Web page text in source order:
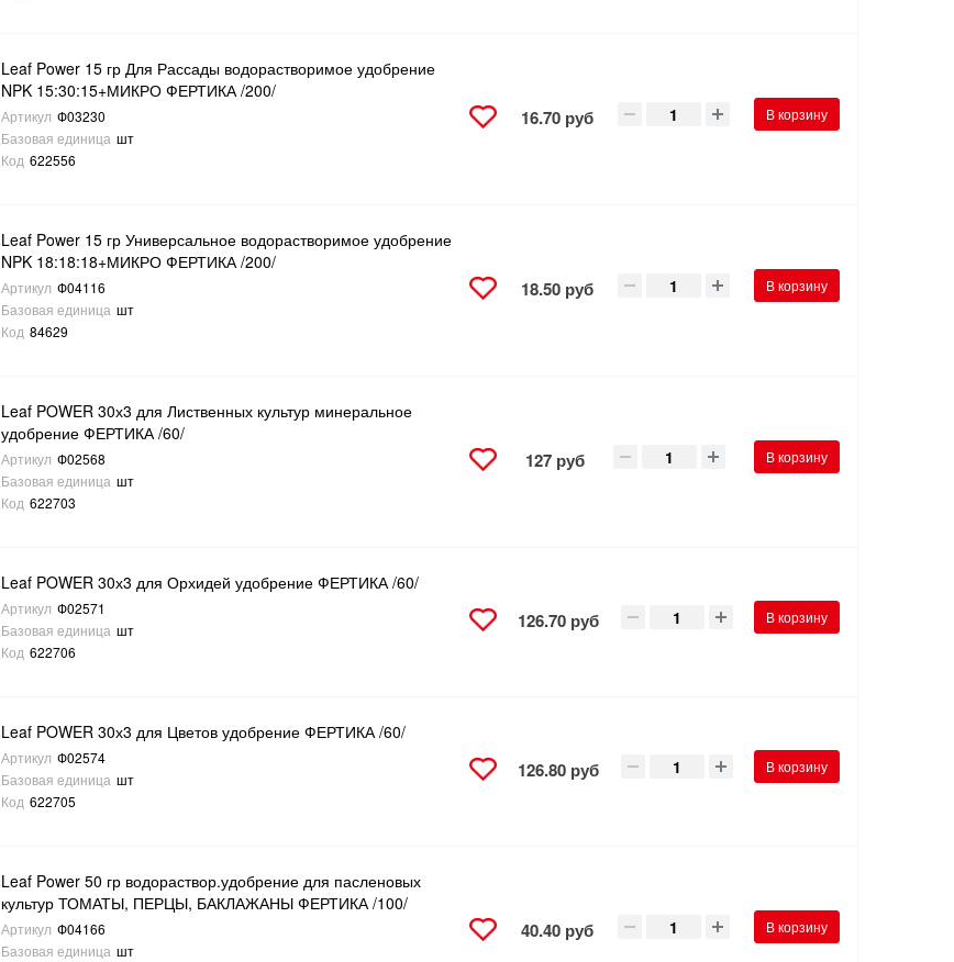
Leaf Power 15 гр Для Рассады водорастворимое удобрение
NPK 15:30:15+МИКРО ФЕРТИКА /200/
Артикул Ф03230
Базовая единица шт
Код 622556
16.70 руб В корзину
Leaf Power 15 гр Универсальное водорастворимое удобрение
NPK 18:18:18+МИКРО ФЕРТИКА /200/
Артикул Ф04116
Базовая единица шт
Код 84629
18.50 руб В корзину
Leaf POWER 30х3 для Лиственных культур минеральное
удобрение ФЕРТИКА /60/
Артикул Ф02568
Базовая единица шт
Код 622703
127 руб В корзину
Leaf POWER 30х3 для Орхидей удобрение ФЕРТИКА /60/
Артикул Ф02571
Базовая единица шт
Код 622706
126.70 руб В корзину
Leaf POWER 30х3 для Цветов удобрение ФЕРТИКА /60/
Артикул Ф02574
Базовая единица шт
Код 622705
126.80 руб В корзину
Leaf Power 50 гр водораствор.удобрение для пасленовых
культур ТОМАТЫ, ПЕРЦЫ, БАКЛАЖАНЫ ФЕРТИКА /100/
Артикул Ф04166
Базовая единица шт
40.40 руб В корзину